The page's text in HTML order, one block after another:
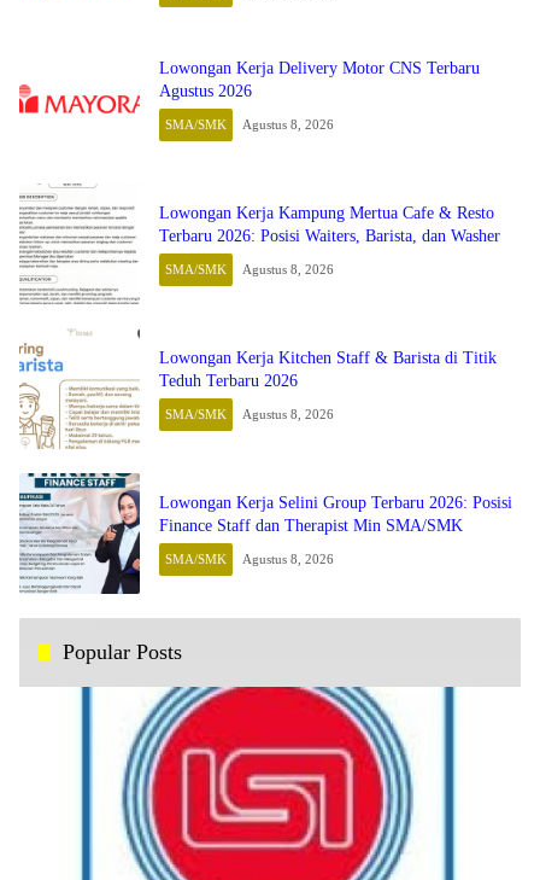
Lowongan Kerja Delivery Motor CNS Terbaru
Agustus 2026
SMA/SMK Agustus 8, 2026
Lowongan Kerja Kampung Mertua Cafe & Resto
Terbaru 2026: Posisi Waiters, Barista, dan Washer
SMA/SMK Agustus 8, 2026
Lowongan Kerja Kitchen Staff & Barista di Titik
Teduh Terbaru 2026
SMA/SMK Agustus 8, 2026
Lowongan Kerja Selini Group Terbaru 2026: Posisi
Finance Staff dan Therapist Min SMA/SMK
SMA/SMK Agustus 8, 2026
Popular Posts